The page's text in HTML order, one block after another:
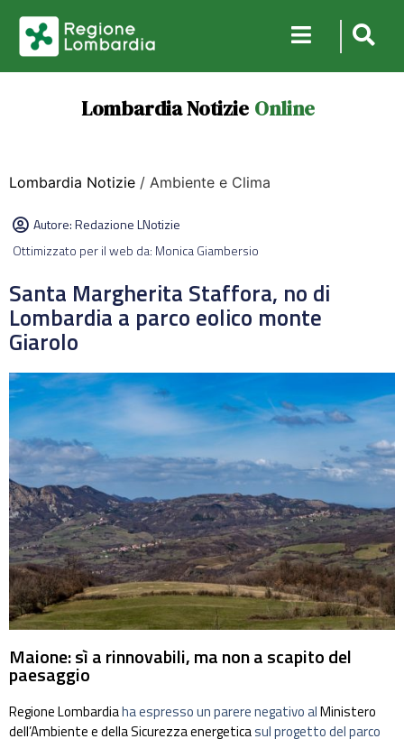
Lombardia Notizie Online
Lombardia Notizie / Ambiente e Clima
Autore:Redazione LNotizie
Ottimizzato per il web da: Monica Giambersio
Santa Margherita Staffora, no di
Lombardia a parco eolico monte
Giarolo
Maione: sì a rinnovabili, ma non a scapito del
paesaggio
Regione Lombardiaha espresso un parere negativo alMinistero
dell’Ambiente e della Sicurezza energeticasul progetto del parco